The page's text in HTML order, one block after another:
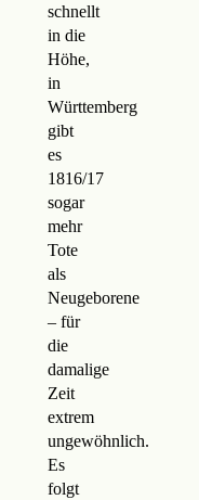
schnellt
in die
Höhe,
in
Württemberg
gibt
es
1816/17
sogar
mehr
Tote
als
Neugeborene
– für
die
damalige
Zeit
extrem
ungewöhnlich.
Es
folgt